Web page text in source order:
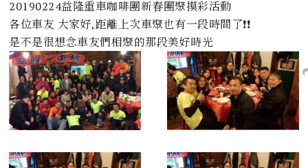
20190224益隆重車咖啡團新春團聚摸彩活動
各位車友 大家好,距離上次車聚也有一段時間了❗️❗️
是不是很想念車友們相聚的那段美好時光